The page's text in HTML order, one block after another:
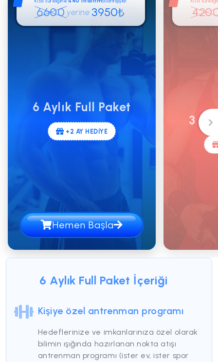
6600 yerine 3950₺
6 Aylık Full Paket
+2 AY HEDİYE
Hemen Başla
3
6 Aylık Full Paket İçeriği
Kişiye özel antrenman programı
Hedeflerinize ve imkanlarınıza özel olarak
bilimin ışığında hazırlanan nokta atışı
antrenman programı (ister ev, ister spor